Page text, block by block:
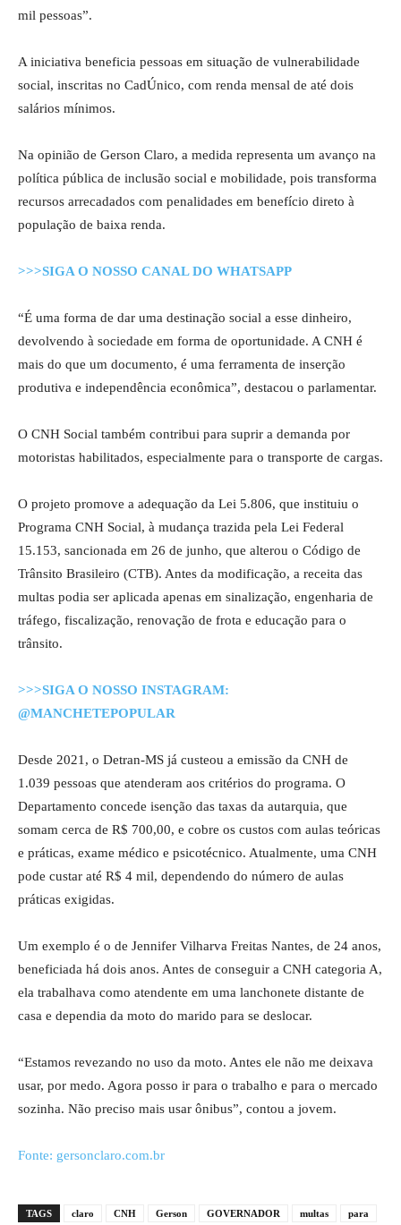
mil pessoas”.
A iniciativa beneficia pessoas em situação de vulnerabilidade
social, inscritas no CadÚnico, com renda mensal de até dois
salários mínimos.
Na opinião de Gerson Claro, a medida representa um avanço na
política pública de inclusão social e mobilidade, pois transforma
recursos arrecadados com penalidades em benefício direto à
população de baixa renda.
>>>SIGA O NOSSO CANAL DO WHATSAPP
“É uma forma de dar uma destinação social a esse dinheiro,
devolvendo à sociedade em forma de oportunidade. A CNH é
mais do que um documento, é uma ferramenta de inserção
produtiva e independência econômica”, destacou o parlamentar.
O CNH Social também contribui para suprir a demanda por
motoristas habilitados, especialmente para o transporte de cargas.
O projeto promove a adequação da Lei 5.806, que instituiu o
Programa CNH Social, à mudança trazida pela Lei Federal
15.153, sancionada em 26 de junho, que alterou o Código de
Trânsito Brasileiro (CTB). Antes da modificação, a receita das
multas podia ser aplicada apenas em sinalização, engenharia de
tráfego, fiscalização, renovação de frota e educação para o
trânsito.
>>>SIGA O NOSSO INSTAGRAM:
@MANCHETEPOPULAR
Desde 2021, o Detran-MS já custeou a emissão da CNH de
1.039 pessoas que atenderam aos critérios do programa. O
Departamento concede isenção das taxas da autarquia, que
somam cerca de R$ 700,00, e cobre os custos com aulas teóricas
e práticas, exame médico e psicotécnico. Atualmente, uma CNH
pode custar até R$ 4 mil, dependendo do número de aulas
práticas exigidas.
Um exemplo é o de Jennifer Vilharva Freitas Nantes, de 24 anos,
beneficiada há dois anos. Antes de conseguir a CNH categoria A,
ela trabalhava como atendente em uma lanchonete distante de
casa e dependia da moto do marido para se deslocar.
“Estamos revezando no uso da moto. Antes ele não me deixava
usar, por medo. Agora posso ir para o trabalho e para o mercado
sozinha. Não preciso mais usar ônibus”, contou a jovem.
Fonte: gersonclaro.com.br
TAGS claro CNH Gerson GOVERNADOR multas para